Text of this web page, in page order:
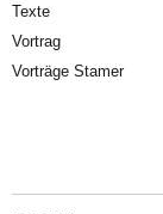
Texte
Vortrag
Vorträge Stamer